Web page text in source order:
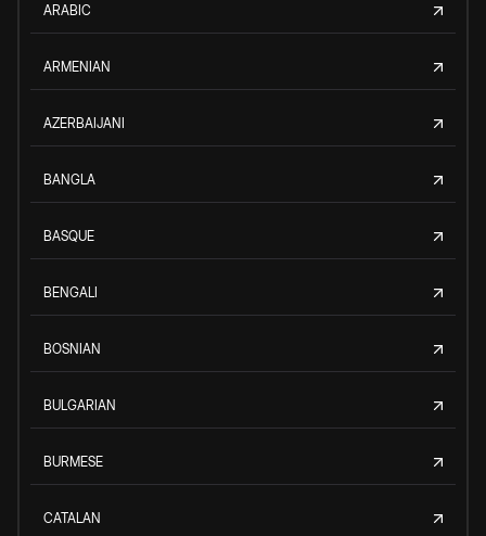
ARABIC
ARMENIAN
AZERBAIJANI
BANGLA
BASQUE
BENGALI
BOSNIAN
BULGARIAN
BURMESE
CATALAN